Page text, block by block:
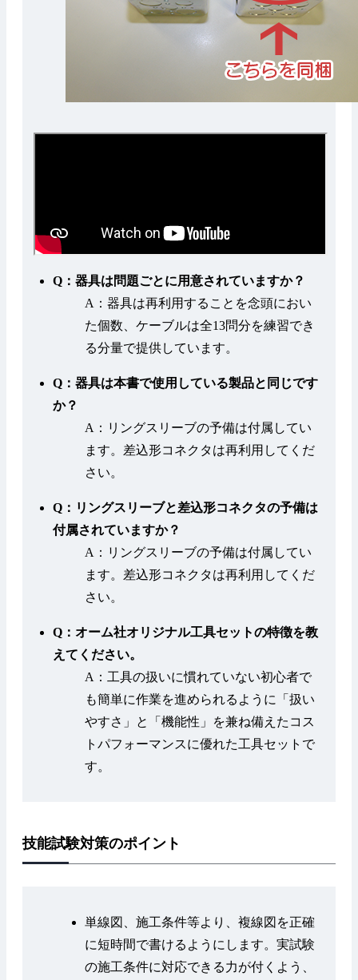
Q：器具は問題ごとに用意されていますか？
A：器具は再利用することを念頭におい
た個数、ケーブルは全13問分を練習でき
る分量で提供しています。
Q：器具は本書で使用している製品と同じです
か？
A：リングスリーブの予備は付属してい
ます。差込形コネクタは再利用してくだ
さい。
Q：リングスリーブと差込形コネクタの予備は
付属されていますか？
A：リングスリーブの予備は付属してい
ます。差込形コネクタは再利用してくだ
さい。
Q：オーム社オリジナル工具セットの特徴を教
えてください。
A：工具の扱いに慣れていない初心者で
も簡単に作業を進められるように「扱い
やすさ」と「機能性」を兼ね備えたコス
トパフォーマンスに優れた工具セットで
す。
技能試験対策のポイント
単線図、施工条件等より、複線図を正確
に短時間で書けるようにします。実試験
の施工条件に対応できる力が付くよう、